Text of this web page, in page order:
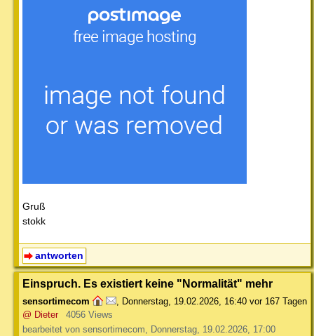
Gruß
stokk
antworten
Einspruch. Es existiert keine "Normalität" mehr
sensortimecom Donnerstag, 19.02.2026, 16:40 vor 167 Tagen
@ Dieter
4056 Views
bearbeitet von sensortimecom, Donnerstag, 19.02.2026, 17:00